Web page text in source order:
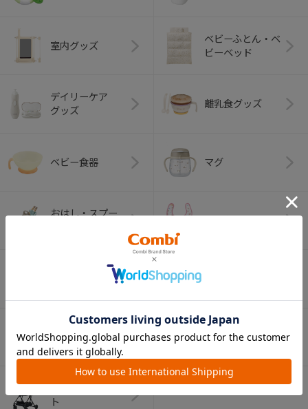
室内グッズ
ベビーふとん・ベ
ビーベッド
デイリーケア
グッズ
離乳食グッズ
ベビー食器 マグ
おはし・スプー
（お口のケア）
（ヘルメット）
ペット用品
ショッピングカー
ト